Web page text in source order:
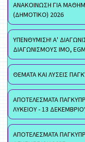
ΑΝΑΚΟΙΝΩΣΗ ΓΙΑ
(ΔΗΜΟΤΙΚΟ) 2026
ΥΠΕΝΘΥΜΙΣΗ! Α'
ΔΙΑΓΩΝΙΣΜΟΥΣ ΙΜΟ,
ΘΕΜΑΤΑ ΚΑΙ ΛΥΣΕΙΣ
ΑΠΟΤΕΛΕΣΜΑΤΑ
ΛΥΚΕΙΟΥ - 13
ΑΠΟΤΕΛΕΣΜΑΤΑ